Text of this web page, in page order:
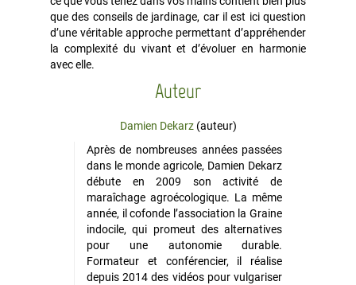
que des conseils de jardinage, car il est ici question
d’une véritable approche permettant d’appréhender
la complexité du vivant et d’évoluer en harmonie
avec elle.
Auteur
Damien Dekarz(auteur)
Après de nombreuses années passées
dans le monde agricole, Damien Dekarz
débute en 2009 son activité de
maraîchage agroécologique. La même
année, il cofonde l’association la Graine
indocile, qui promeut des alternatives
pour une autonomie durable.
Formateur et conférencier, il réalise
depuis 2014 des vidéos pour vulgariser